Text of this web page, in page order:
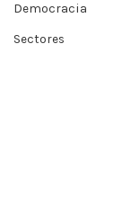
Democracia
Sectores